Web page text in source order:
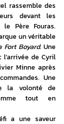
rassemble des
devant les
Père Fouras.
un véritable
Fort Boyard. Une
l'arrivée de Cyril
Minne après
Une
la volonté de
tout en
a une saveur